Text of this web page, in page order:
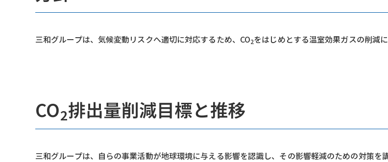
三和グループは、気候変動リスクへ適切に対応するため、CO2をはじめとする温室効果ガスの削減
CO2排出量削減目標と推移
三和グループは、自らの事業活動が地球環境に与える影響を認識し、その影響軽減のための対策